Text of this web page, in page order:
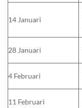
14 Januari
28 Januari
4 Februari
11 Februari